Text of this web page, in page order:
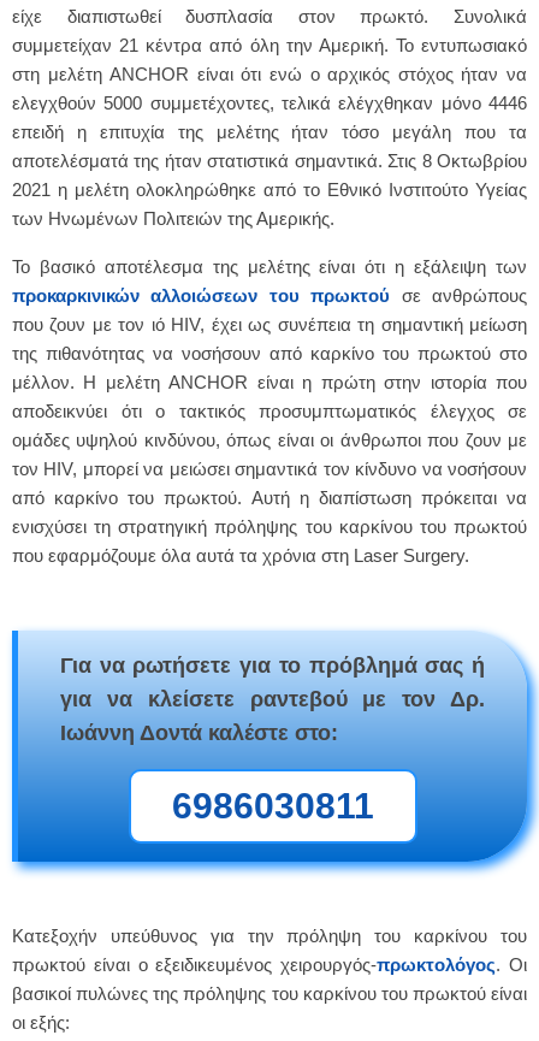
είχε διαπιστωθεί δυσπλασία στον πρωκτό. Συνολικά
συμμετείχαν 21 κέντρα από όλη την Αμερική. Το εντυπωσιακό
στη μελέτη ANCHOR είναι ότι ενώ ο αρχικός στόχος ήταν να
ελεγχθούν 5000 συμμετέχοντες, τελικά ελέγχθηκαν μόνο 4446
επειδή η επιτυχία της μελέτης ήταν τόσο μεγάλη που τα
αποτελέσματά της ήταν στατιστικά σημαντικά. Στις 8 Οκτωβρίου
2021 η μελέτη ολοκληρώθηκε από το Εθνικό Ινστιτούτο Υγείας
των Ηνωμένων Πολιτειών της Αμερικής.
Το βασικό αποτέλεσμα της μελέτης είναι ότι η εξάλειψη των
προκαρκινικών αλλοιώσεων του πρωκτού σε ανθρώπους
που ζουν με τον ιό HIV, έχει ως συνέπεια τη σημαντική μείωση
της πιθανότητας να νοσήσουν από καρκίνο του πρωκτού στο
μέλλον. Η μελέτη ANCHOR είναι η πρώτη στην ιστορία που
αποδεικνύει ότι ο τακτικός προσυμπτωματικός έλεγχος σε
ομάδες υψηλού κινδύνου, όπως είναι οι άνθρωποι που ζουν με
τον HIV, μπορεί να μειώσει σημαντικά τον κίνδυνο να νοσήσουν
από καρκίνο του πρωκτού. Αυτή η διαπίστωση πρόκειται να
ενισχύσει τη στρατηγική πρόληψης του καρκίνου του πρωκτού
που εφαρμόζουμε όλα αυτά τα χρόνια στη Laser Surgery.
Για να ρωτήσετε για το πρόβλημά σας ή
για να κλείσετε ραντεβού με τον Δρ.
Ιωάννη Δοντά καλέστε στο:
6986030811
Κατεξοχήν υπεύθυνος για την πρόληψη του καρκίνου του
πρωκτού είναι ο εξειδικευμένος χειρουργός-πρωκτολόγος. Οι
βασικοί πυλώνες της πρόληψης του καρκίνου του πρωκτού είναι
οι εξής: